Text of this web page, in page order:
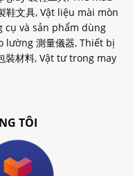
鞋文具, Vật liệu mài mòn
cụ và sản phẩm dùng
lường 測量儀器, Thiết bị
裝材料, Vật tư trong may
TÔI